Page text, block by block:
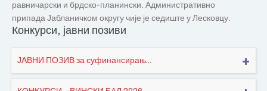
равничарски и брдско-планински. Административно
припада Јабланичком округу чије је седиште у Лесковцу.
Конкурси, јавни позиви
ЈАВНИ ПОЗИВ за суфинансирањ...